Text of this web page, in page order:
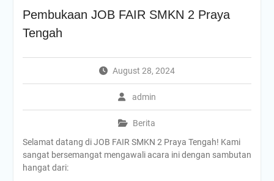
Pancasila, 1 Oktober 2025!
KKP (Kawah
Upacara Peringatan HUT
Peringatan HUT SMKN 2
PRAYA TENGAH Sekaligus
Penutupan MPLS
MPLS Hari Ke-4
Melangkah Ke Hari Kedua
MPLS
MPLS Hari Pertama
Pembukaan JOB FAIR SMKN 2 Praya
Tengah
August 28, 2024
admin
Berita
Selamat datang di JOB FAIR SMKN 2 Praya Tengah! Kami
sangat bersemangat mengawali acara ini dengan sambutan
hangat dari: